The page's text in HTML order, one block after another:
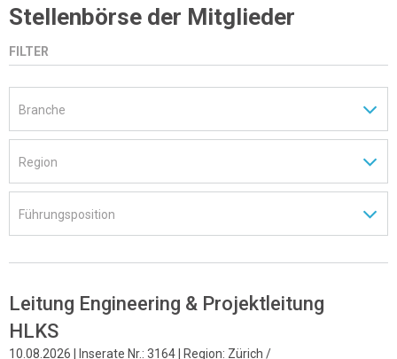
Stellenbörse der Mitglieder
Leitung Engineering & Projektleitung
HLKS
10.08.2026 | Inserate Nr.: 3164 | Region: Zürich /
FILTER